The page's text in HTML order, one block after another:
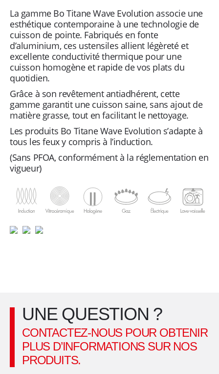
t
o
u
l
e
s
o
,
d
métal
de
28
cm
La gamme Bo Titane Wave Evolution associe une
esthétique contemporaine à une technologie de
cuisson de pointe. Fabriqués en fonte
d’aluminium, ces ustensiles allient légèreté et
excellente conductivité thermique pour une
cuisson homogène et rapide de vos plats du
quotidien.
Grâce à son revêtement antiadhérent, cette
gamme garantit une cuisson saine, sans ajout de
matière grasse, tout en facilitant le nettoyage.
Les produits Bo Titane Wave Evolution s’adapte à
tous les feux y compris à l’induction.
(Sans PFOA, conformément à la réglementation en
vigueur)
UNE QUESTION ?
CONTACTEZ-NOUS POUR OBTENIR
PLUS D’INFORMATIONS SUR NOS
PRODUITS.